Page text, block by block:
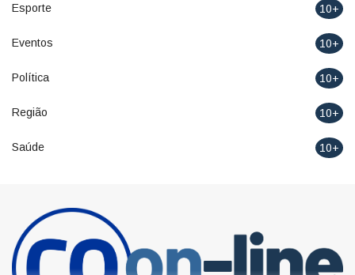
Esporte 10+
Eventos 10+
Política 10+
Região 10+
Saúde 10+